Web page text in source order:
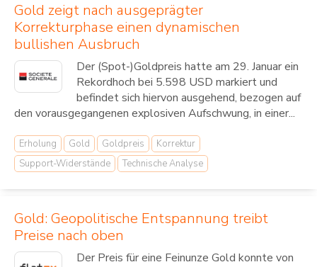
Gold zeigt nach ausgeprägter
Korrekturphase einen dynamischen
bullishen Ausbruch
Der (Spot-)Goldpreis hatte am 29. Januar ein
Rekordhoch bei 5.598 USD markiert und
befindet sich hiervon ausgehend, bezogen auf
den vorausgegangenen explosiven Aufschwung, in einer...
Erholung Gold Goldpreis
Korrektur
Support-Widerstände
Technische Analyse
Gold: Geopolitische Entspannung treibt
Preise nach oben
Der Preis für eine Feinunze Gold konnte von